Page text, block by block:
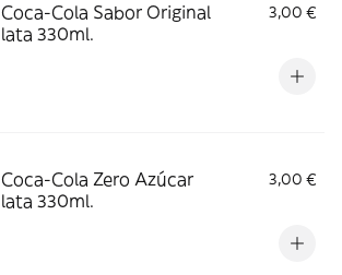
Coca-Cola Sabor Original
lata 330ml.
3,00 €
Coca-Cola Zero Azúcar
lata 330ml.
3,00 €